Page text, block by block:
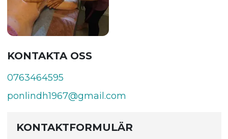
KONTAKTA OSS
0763464595
ponlindh1967@gmail.com
KONTAKTFORMULÄR